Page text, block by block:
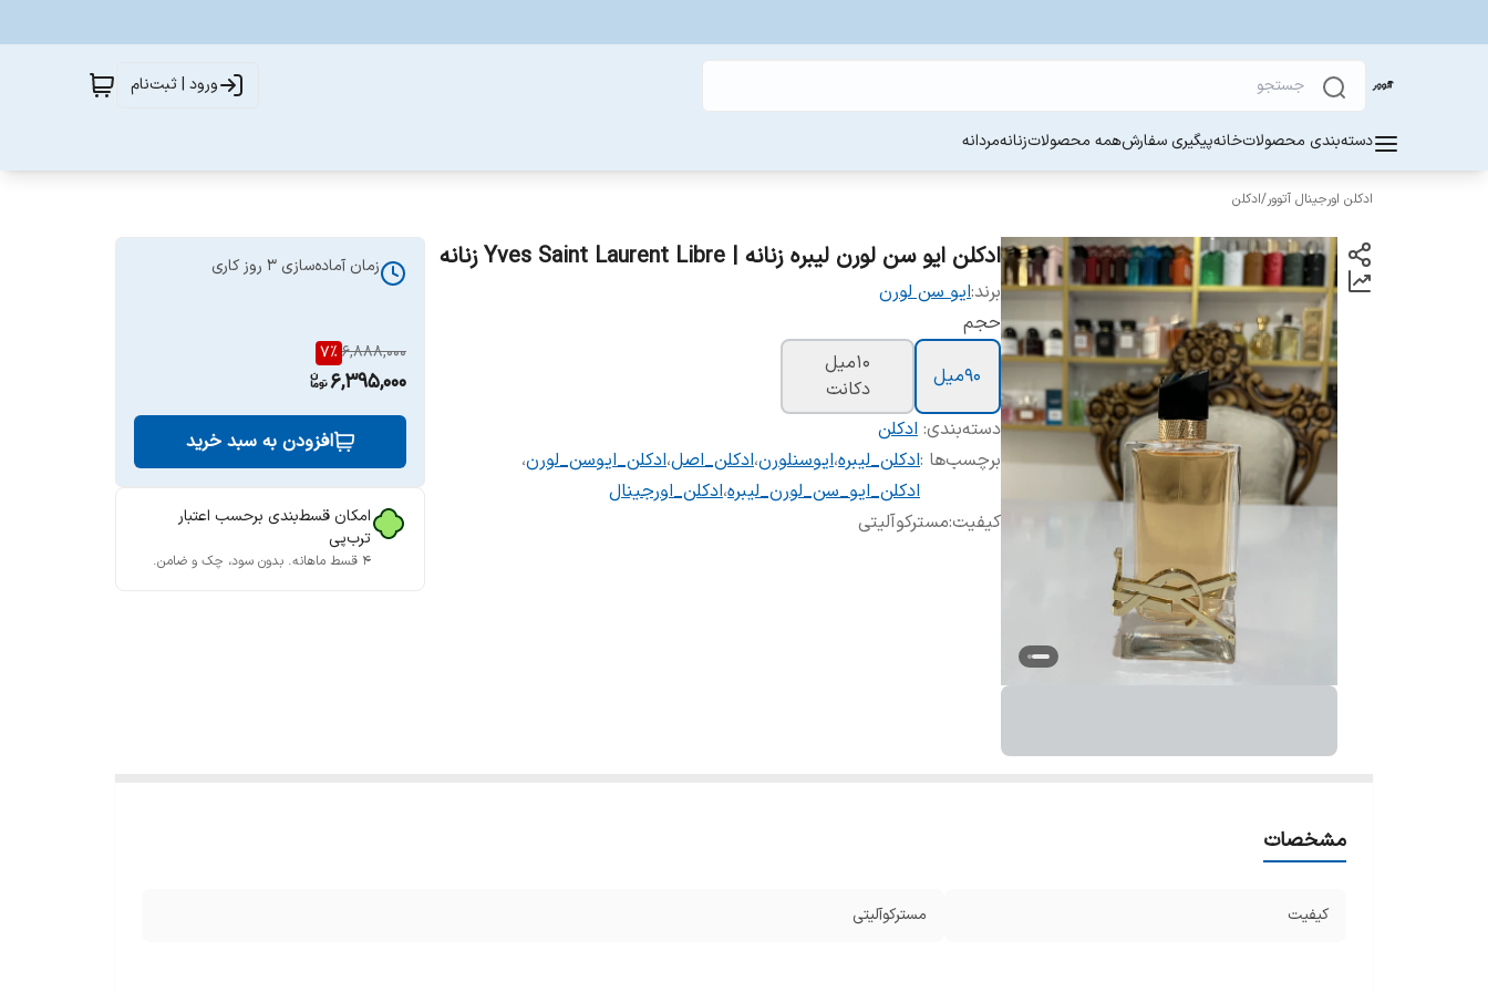
ورود | ثبت‌نام
دسته‌بندی محصولاتخانهپیگیری سفارشهمه محصولاتزنانهمردانه
ادکلن اورجینال آتوور/ادکلن
ادکلن ایو سن لورن لیبره زنانه | Yves Saint Laurent Libre زنانه
برند:ایو سن لورن
حجم
90ميل
10ميل
دکانت
دسته‌بندی: ادکلن
برچسب‌ها :ادکلن_لیبره،ایوسنلورن،ادکلن_اصل،ادکلن_ایوسن_لورن،
ادکلن_ایو_سن_لورن_لیبره،ادکلن_اورجینال
کیفیت:مسترکوآلیتی
زمان آماده‌سازی 3 روز کاری
6,888,000
7%
6,395,000
افزودن به سبد خرید
امکان قسط‌بندی برحسب اعتبار
ترب‌پی
۴ قسط ماهانه. بدون سود، چک و ضامن.
مشخصات
کیفیت مسترکوآلیتی